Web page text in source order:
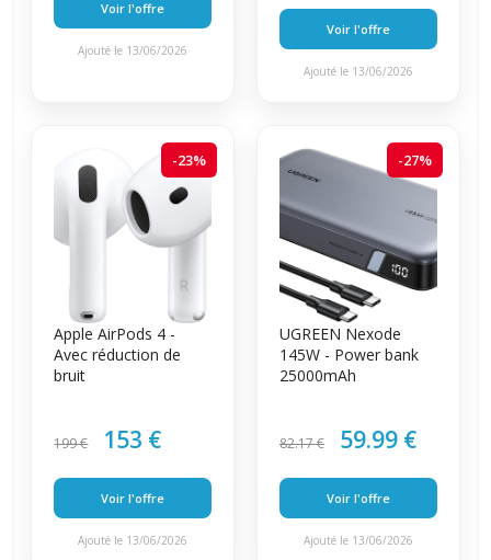
Voir l'offre
Ajouté le 13/06/2026
Voir l'offre
Ajouté le 13/06/2026
-23%
Apple AirPods 4 -
Avec réduction de
bruit
199 € 153 €
Voir l'offre
Ajouté le 13/06/2026
-27%
UGREEN Nexode
145W - Power bank
25000mAh
82.17 € 59.99 €
Voir l'offre
Ajouté le 13/06/2026